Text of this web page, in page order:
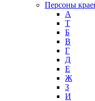
Персоны
А
T
Б
В
Г
Д
Е
Ж
З
И